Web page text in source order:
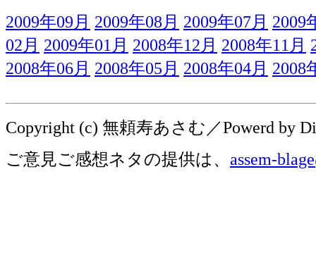
2009年09月 2009年08月 2009年07月 2009
02月 2009年01月 2008年12月 2008年11月
2008年06月 2008年05月 2008年04月 2008
Copyright (c) 無頼寿あさむ／Powerd by
ご意見ご感想ネタの提供は、 assem-